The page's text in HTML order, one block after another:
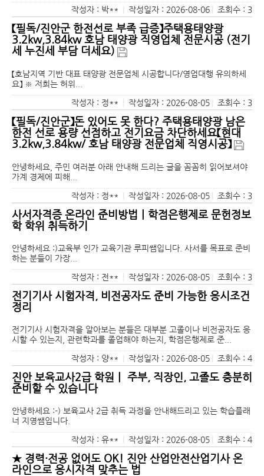
작성자 : 박**
작성일자 : 2026-08-06 조회수 : 3
【필독/진안군 한전선로 부족 급증】주택용태양광
3.2kw,3.84kw 호남 태양광 직영업체 전문시공 (전기
세 누진세 부담 더세요)
【호남지역 기반 대표 태양광 전문업체 시공합니다/영업대행 유의하세
요】 ※ 저희는 허위...
작성자 : 정**
작성일자 : 2026-08-05 조회수 : 3
【필독/진안군】돈 있어도 못 한다? 주택용태양광 남은
한전 선로 용량 선점하고 전기요금 차단하세요【현대
3.2kw,3.84kw/ 호남 태양광 전문업체 직영시공】
안녕하세요, 주민 여러분 아래 안내해 드리는 글을 꼼꼼히 읽어보셔야
가계 경제에 피해...
작성자 : 정**
작성일자 : 2026-08-05 조회수 : 3
사서자격증 온라인 준비방법｜학점은행제로 문헌정보
학 학위 취득하기
안녕하세요 :)교육부 인가 교육기관 루피쌤입니다. 사서를 목표로 준비
하는 분들이 가장...
작성자 : 전**
작성일자 : 2026-08-05 조회수 : 3
전기기사 시험자격, 비전공자도 준비 가능한 응시조건
정리
전기기사 시험자격을 알아보는 분들은 대부분 고졸이나 비전공자도 응
시할 수 있는지, 관련학과를 졸업해야 하는지, 학점은행제로 준...
작성자 : 양**
작성일자 : 2026-08-05 조회수 : 4
진안 보육교사2급 학원｜ 주부, 직장인, 고졸도 충분히
준비할 수 있습니다
안녕하세요 :-) 보육교사 2급 취득 과정을 안내해드리고 있는 학습플래
너 지영쌤입니다.
작성자 : 유**
작성일자 : 2026-08-05 조회수 : 4
★ 경력·전공 없어도 OK! 진안 산업안전산업기사 온
라인으로 응시자격 맞추는 법